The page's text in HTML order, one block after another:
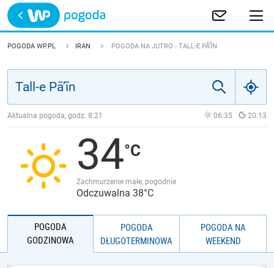
Trwa ładowanie
POLSKA
JAKOŚĆ POWIETRZA
POGODA WP.PL IRAN POGODA NA JUTRO - TALL-E PĀ’ĪN
Aktualna pogoda, godz. 8:21 06:35 20:13
34
Zachmurzenie małe, pogodnie
Odczuwalna 38°C
POGODA
GODZINOWA
POGODA
DŁUGOTERMINOWA
POGODA NA
WEEKEND